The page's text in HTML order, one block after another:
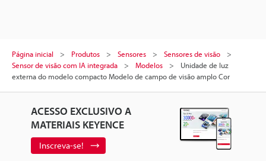
Página inicial Produtos Sensores
Sensores de visão
Sensor de visão com IA integrada
Modelos
Unidade de luz
externa do modelo compacto Modelo de campo de visão amplo Cor
ACESSO EXCLUSIVO A
MATERIAIS KEYENCE
Inscreva-se!